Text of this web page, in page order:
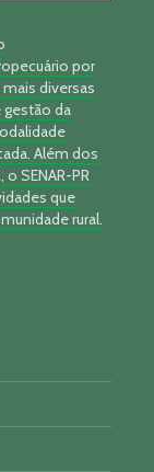
por
diversas
gestão da
Além dos
SENAR-PR
que
rural.